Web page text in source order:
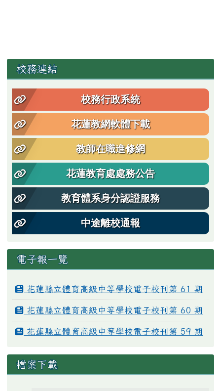
左邊區域內容
校務連結
校務行政系統
花蓮教網軟體下載
教師在職進修網
花蓮教育處處務公告
教育體系身分認證服務
中途離校通報
電子報一覽
花蓮縣立體育高級中等學校電子校刊第 61 期
花蓮縣立體育高級中等學校電子校刊第 60 期
花蓮縣立體育高級中等學校電子校刊第 59 期
檔案下載